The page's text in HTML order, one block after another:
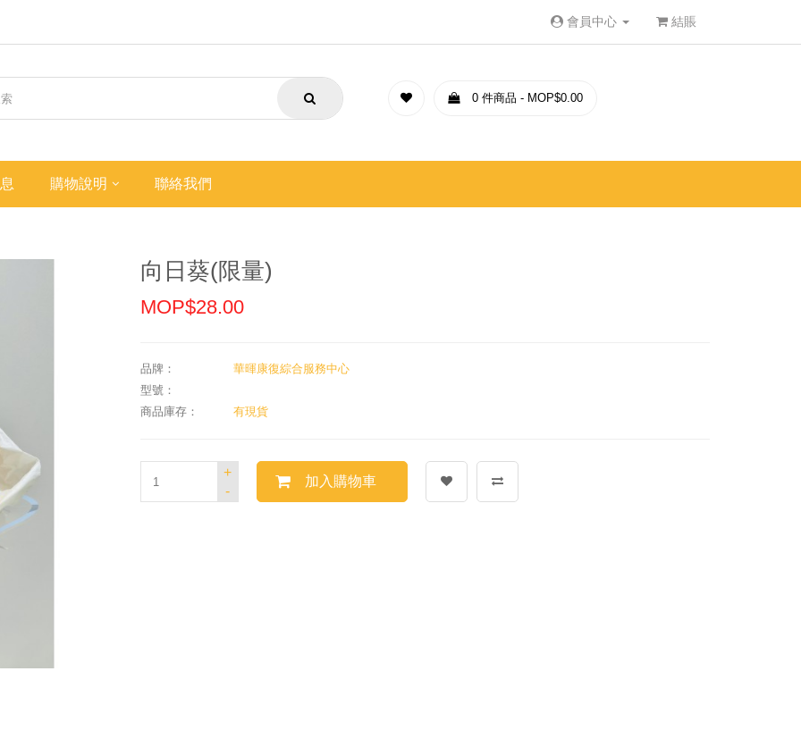
會員中心 結賬
0 件商品 - MOP$0.00
購物說明 聯絡我們
向日葵(限量)
MOP$28.00
品牌：
華暉康復綜合服務中心
型號：
商品庫存：
有現貨
-
+
加入購物車